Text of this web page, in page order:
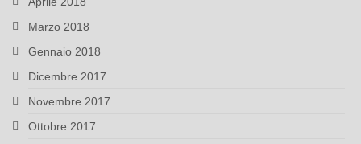
Marzo 2018
Gennaio 2018
Dicembre 2017
Novembre 2017
Ottobre 2017